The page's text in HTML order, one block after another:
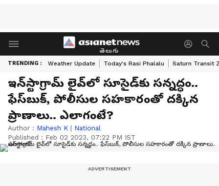
తెలుగు
TRENDING : Weather Update Today's Rasi Phalalu Saturn Transit
ఇన్‌స్టాగ్రామ్ లైవ్‌లో సూసైడ్‌కు సన్నద్ధం..
ఫేస్‌బుక్, పోలీసుల సహకారంతో దక్కిన
ప్రాణాలు.. ఎలాగంటే?
Author : Mahesh K | National
Published : Feb 02 2023, 07:22 PM IST